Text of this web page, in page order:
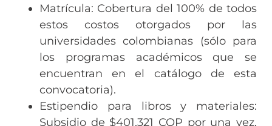
Matrícula: Cobertura del 100% de todos
estos costos otorgados por las
universidades colombianas (sólo para
los programas académicos que se
encuentran en el catálogo de esta
convocatoria).
Estipendio para libros y materiales:
Subsidio de $401.321 COP por una vez,